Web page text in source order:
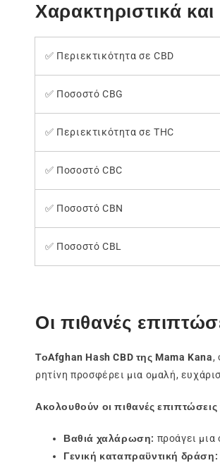
Χαρακτηριστικά
✅ Περιεκτικότητα σε CBD
✅ Ποσοστό CBG
✅ Περιεκτικότητα σε THC
✅ Ποσοστό CBC
✅ Ποσοστό CBN
✅ Ποσοστό CBL
Οι πιθανές
ΤοAfghan Hash CBD της Mama Kana,
ρητίνη προσφέρει μια ομαλή,
Ακολουθούν οι πιθανές
Βαθιά χαλάρωση: προάγει μια
Γενική καταπραϋντική δράση: